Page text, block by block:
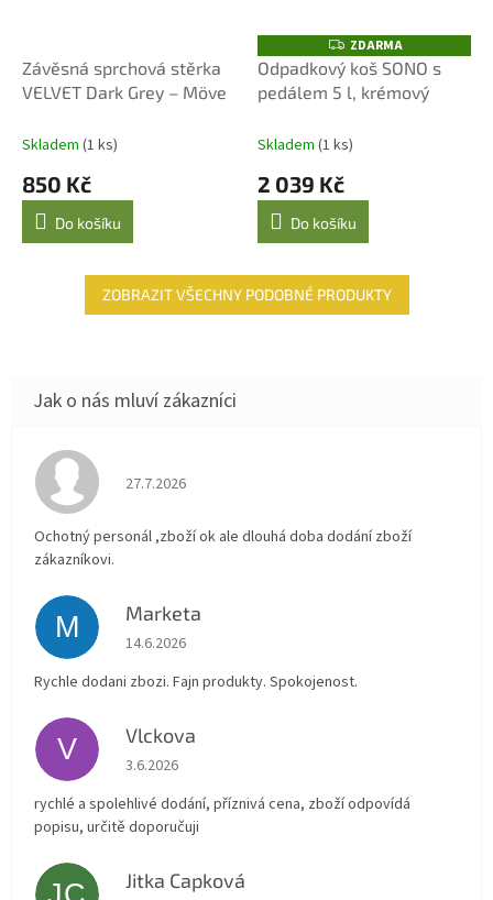
Závěsná sprchová stěrka
VELVET Dark Grey – Möve
Skladem (1 ks)
850 Kč
Do košíku
Z
D
A
R
M
ZDARMA
Odpadkový koš SONO s
pedálem 5 l, krémový
Skladem (1 ks)
2 039 Kč
Do košíku
ZOBRAZIT VŠECHNY PODOBNÉ PRODUKTY
Hodnocení obchodu je 4 z 5 hvězdiček.
27.7.2026
Ochotný personál ,zboží ok ale dlouhá doba dodání zboží
zákazníkovi.
M Marketa
Hodnocení obchodu je 5 z 5 hvězdiček.
14.6.2026
Rychle dodani zbozi. Fajn produkty. Spokojenost.
V Vlckova
Hodnocení obchodu je 5 z 5 hvězdiček.
3.6.2026
rychlé a spolehlivé dodání, příznivá cena, zboží odpovídá
popisu, určitě doporučuji
Jitka Capková